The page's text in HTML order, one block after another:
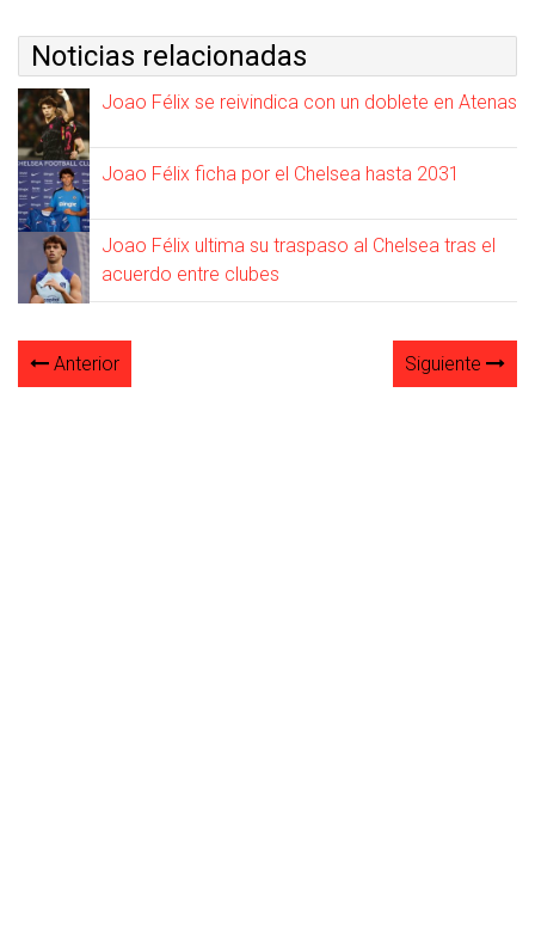
Noticias relacionadas
Joao Félix se reivindica con un doblete en Atenas
Joao Félix ficha por el Chelsea hasta 2031
Joao Félix ultima su traspaso al Chelsea tras el
acuerdo entre clubes
Anterior Siguiente